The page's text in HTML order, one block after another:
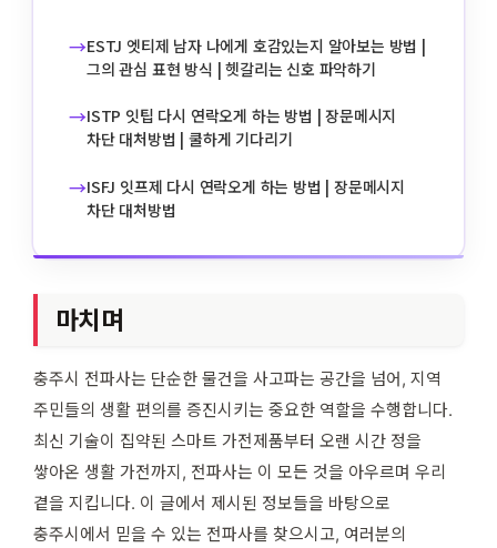
→ESTJ 엣티제 남자 나에게 호감있는지 알아보는 방법 |
그의 관심 표현 방식 | 헷갈리는 신호 파악하기
→ISTP 잇팁 다시 연락오게 하는 방법 | 장문메시지
차단 대처방법 | 쿨하게 기다리기
→ISFJ 잇프제 다시 연락오게 하는 방법 | 장문메시지
차단 대처방법
마치며
충주시 전파사는 단순한 물건을 사고파는 공간을 넘어, 지역
주민들의 생활 편의를 증진시키는 중요한 역할을 수행합니다.
최신 기술이 집약된 스마트 가전제품부터 오랜 시간 정을
쌓아온 생활 가전까지, 전파사는 이 모든 것을 아우르며 우리
곁을 지킵니다. 이 글에서 제시된 정보들을 바탕으로
충주시에서 믿을 수 있는 전파사를 찾으시고, 여러분의